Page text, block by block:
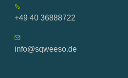
+49 40 36888722
info@sqweeso.de